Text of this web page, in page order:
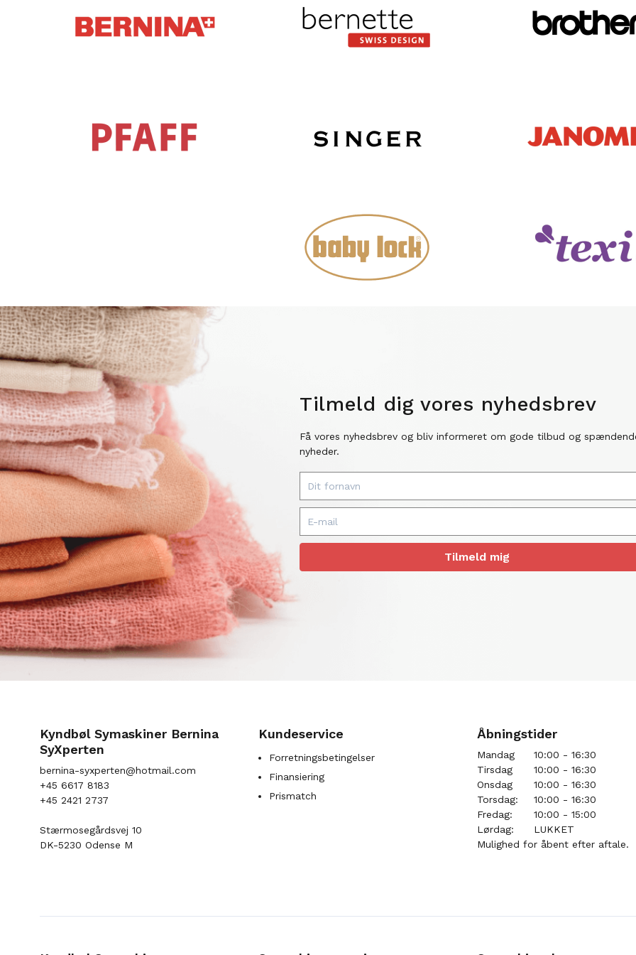
Tilmeld dig vores nyhedsbrev
Få vores nyhedsbrev og bliv informeret om gode tilbud og
nyheder.
Tilmeld mig
Kyndbøl Symaskiner Bernina
SyXperten
bernina-syxperten@hotmail.com
+45 6617 8183
+45 2421 2737
Stærmosegårdsvej 10
DK-5230 Odense M
Kundeservice
Forretningsbetingelser
Finansiering
Prismatch
Åbningstider
Mandag
10:00 - 16:30
Tirsdag
10:00 - 16:30
Onsdag
10:00 - 16:30
Torsdag:
10:00 - 16:30
Fredag:
10:00 - 15:00
Lørdag:
LUKKET
Mulighed for åbent efter aftale.